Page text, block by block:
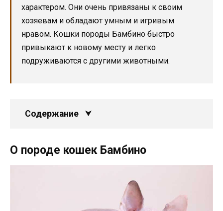
характером. Они очень привязаны к своим
хозяевам и обладают умным и игривым
нравом. Кошки породы Бамбино быстро
привыкают к новому месту и легко
подруживаются с другими животными.
Содержание
О породе кошек Бамбино